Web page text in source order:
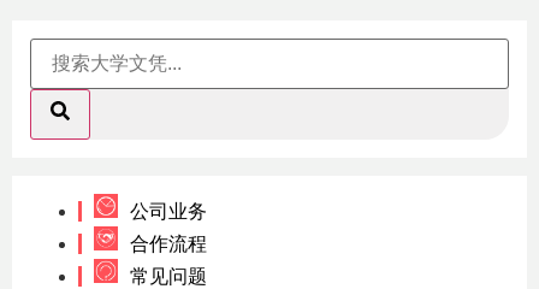
公司业务
合作流程
常见问题